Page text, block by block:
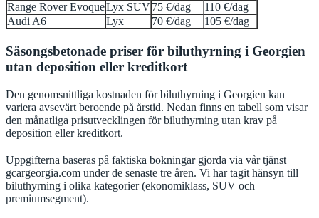
Range Rover EvoqueLyx SUV75 €/dag
110 €/dag
Audi A6
Lyx 70 €/dag 105 €/dag
Säsongsbetonade priser för biluthyrning i Georgien
utan deposition eller kreditkort
Den genomsnittliga kostnaden för biluthyrning i Georgien kan
variera avsevärt beroende på årstid. Nedan finns en tabell som visar
den månatliga prisutvecklingen för biluthyrning utan krav på
deposition eller kreditkort.
Uppgifterna baseras på faktiska bokningar gjorda via vår tjänst
gcargeorgia.com under de senaste tre åren. Vi har tagit hänsyn till
biluthyrning i olika kategorier (ekonomiklass, SUV och
premiumsegment).